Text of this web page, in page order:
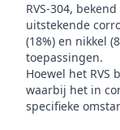
RVS-304,
uitstekende
(18%) en nikkel
toepassingen.
Hoewel het
waarbij het in
specifieke